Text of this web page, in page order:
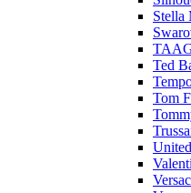
Stella
Ted
Tom